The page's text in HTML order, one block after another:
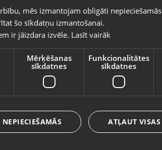
dators DESKTOP-
iela 30
(Garantija 12 mēneši)
būs attēlots izvēlētajā valodā
/ Latvian
mēs izmantojam obligāti
šo sīkdatņu izmantošanai.
ir jāizdara izvēle. Lasīt vairāk
Mērķēšanas
sīkdatnes
Funkcionalitātes
sīkdatnes
ATĻAUT